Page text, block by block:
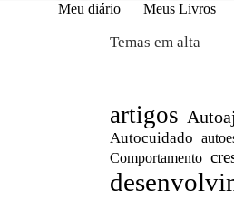
Meu diário Meus Livros
Temas em alta
artigos
Autocuidado
Comportamento